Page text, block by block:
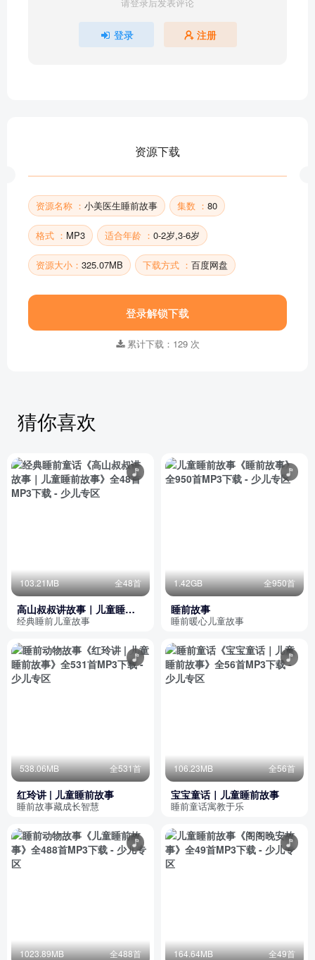
【小美医生睡前故事】庄稼的好朋友
【小美医生睡前故事】小八路
【小美医生睡前故事】王冕学画
【小美医生睡前故事】老鼠嫁女儿
【小美医生睡前故事】在快活的小溪上
【小美医生睡前故事】雪夜疑案
部分目录展示 ▶ 下载后解锁 80 首完整音频
登录 注册
资源下载
资源名称 ： 小美医生睡前故事 集数 ： 80
格式 ： MP3 适合年龄 ： 0-2岁,3-6岁
资源大小： 325.07MB 下载方式 ： 百度网盘
登录解锁下载
累计下载：129 次
猜你喜欢
103.21MB 全48首
高山叔叔讲故事｜儿童睡前
故事
经典睡前儿童故事
1.42GB 全950首
睡前故事
睡前暖心儿童故事
538.06MB 全531首
红玲讲 | 儿童睡前故事
睡前故事藏成长智慧
106.23MB 全56首
宝宝童话｜儿童睡前故事
睡前童话寓教于乐
1023.89MB 全488首 164.64MB 全49首